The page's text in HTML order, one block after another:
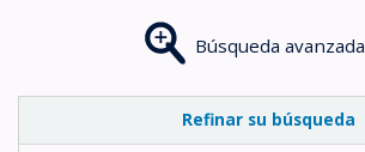
Búsqueda avanzada
Refinar su búsqueda